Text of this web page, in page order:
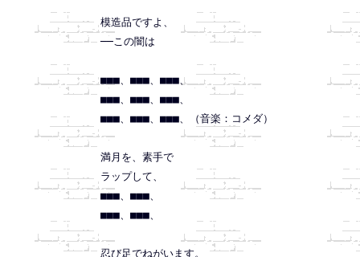
模造品ですよ、
──この闇は
■■■、■■■、■■■、
■■■、■■■、■■■、
■■■、■■■、■■■、（音楽：コメダ）
満月を、素手で
ラップして、
■■■、■■■、
■■■、■■■、
忍び足でねがいます。